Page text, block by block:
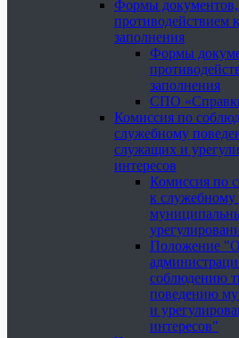
Формы документов,
противодействием
заполнения
Формы
заполнения
СПО
Комиссия по
служебному
служащих и
интересов
Комиссия по
к
Положение
соблюдению
поведению
и
интересов"